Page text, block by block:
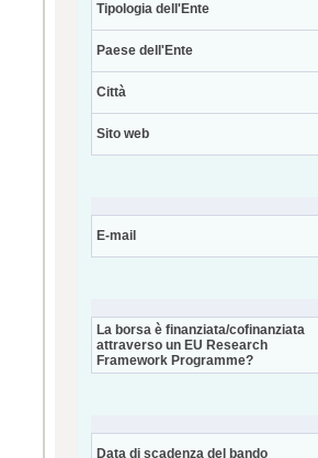
Tipologia dell'Ente
Paese dell'Ente
Città
Sito web
E-mail
La borsa è finanziata/cofinanziata
attraverso un EU Research
Framework Programme?
Data di scadenza del bando